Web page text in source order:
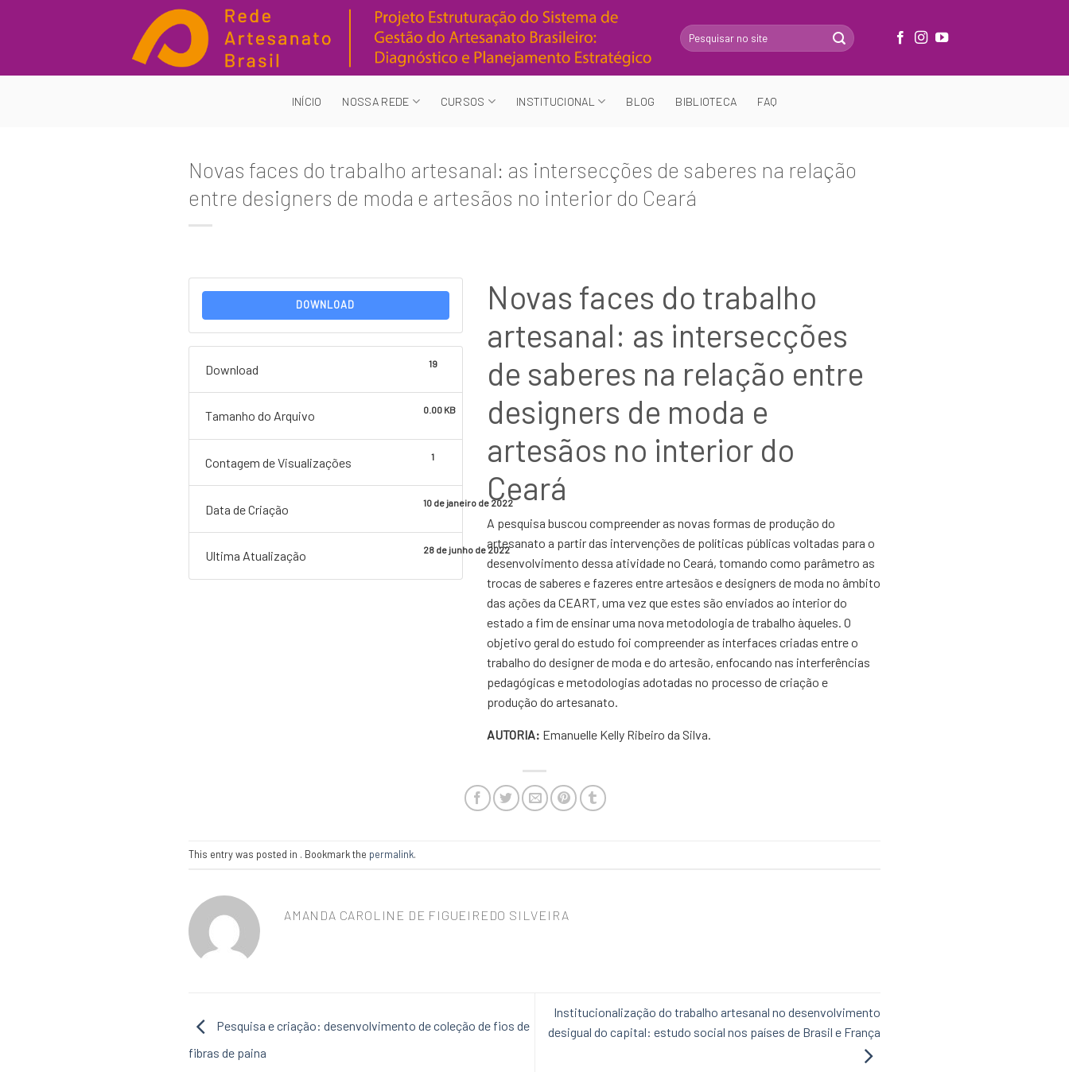
Search
for:
INÍCIO NOSSA REDE CURSOS INSTITUCIONAL BLOG BIBLIOTECA FAQ
Novas faces do trabalho artesanal: as intersecções de saberes na relação
entre designers de moda e artesãos no interior do Ceará
DOWNLOAD
Download 19
Tamanho do Arquivo 0.00 KB
Contagem de Visualizações 1
Data de Criação 10 de janeiro de 2022
Ultima Atualização 28 de junho de 2022
Novas faces do trabalho
artesanal: as intersecções
de saberes na relação entre
designers de moda e
artesãos no interior do
Ceará
A pesquisa buscou compreender as novas formas de produção do
artesanato a partir das intervenções de políticas públicas voltadas para o
desenvolvimento dessa atividade no Ceará, tomando como parâmetro as
trocas de saberes e fazeres entre artesãos e designers de moda no âmbito
das ações da CEART, uma vez que estes são enviados ao interior do
estado a fim de ensinar uma nova metodologia de trabalho àqueles. O
objetivo geral do estudo foi compreender as interfaces criadas entre o
trabalho do designer de moda e do artesão, enfocando nas interferências
pedagógicas e metodologias adotadas no processo de criação e
produção do artesanato.
AUTORIA: Emanuelle Kelly Ribeiro da Silva.
This entry was posted in . Bookmark the permalink.
AMANDA CAROLINE DE FIGUEIREDO SILVEIRA
Pesquisa e criação: desenvolvimento de coleção de fios de
fibras de paina
Institucionalização do trabalho artesanal no desenvolvimento
desigual do capital: estudo social nos países de Brasil e França